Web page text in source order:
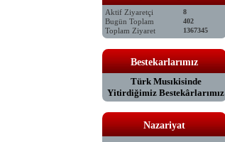
Aktif Ziyaretçi 8
Bugün Toplam 402
Toplam Ziyaret 1367345
Bestekarlarımız
Türk Musıkisinde
Yitirdiğimiz Bestekârlarımız
Nazariyat